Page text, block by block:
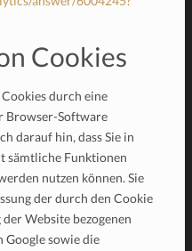
Cookies
durch eine
Browser-Software
darauf hin, dass Sie in
sämtliche Funktionen
nutzen können. Sie
der durch den Cookie
Website bezogenen
Google sowie die